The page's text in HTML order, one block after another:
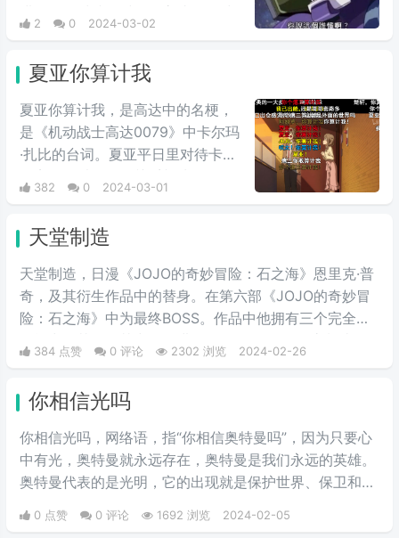
进行最终对峙的时候，高‌‌‌‌‌‌‌‌达seed中
大反派反驳主角嘴炮攻击时的用
鲜感。经常会在一些冗长难懂的台
词之后，有人引用这句话来进行吐
槽。
2 0 2024-03-02
夏亚你算计我
夏亚你算计我，是高达中的名梗，
是《机动战士高达0079》中卡尔玛
·扎比的台词。夏亚平日里对待卡尔
玛完全是以友人的关系相处，但是
说到头卡尔玛也是夏亚的仇人扎比
中，自然是盘算着何时送葬这位“友
人”，尽管夏亚也承认卡尔玛作为友
人不错，不过还是用计谋误导他陷
入被击落的境地，并且大笑。
382 0 2024-03-01
天堂制造
天堂制造，日漫《JOJO的奇妙冒险：石之海》恩里克·普
奇，及其衍生作品中的替身。在第六部《JOJO的奇妙冒
险：石之海》中为最终BOSS。作品中他拥有三个完全不
同能力的替身，其中最终进化的第三阶段的“天堂制造”拥
有在全宇宙范围内加速时间的能力，最终造成了宇宙重
384 点赞 0 评论 2302 浏览 2024-02-26
你相信光吗
你相信光吗，网络语，指“你相信奥特曼吗”，因为只要心
中有光，奥特曼就永远存在，奥特曼是我们永远的英雄。
奥特曼代表的是光明，它的出现就是保护世界、保卫和
0 点赞 0 评论 1692 浏览 2024-02-05